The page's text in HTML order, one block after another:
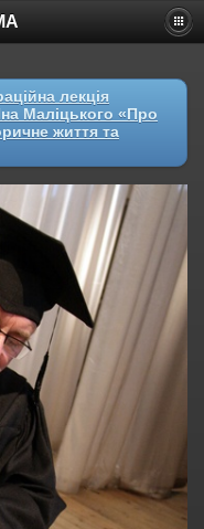
лекція
Маліцького «Про
життя та